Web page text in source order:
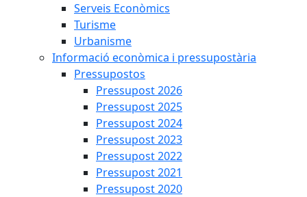
Serveis Econòmics
Turisme
Urbanisme
Informació econòmica i pressupostària
Pressupostos
Pressupost 2026
Pressupost 2025
Pressupost 2024
Pressupost 2023
Pressupost 2022
Pressupost 2021
Pressupost 2020